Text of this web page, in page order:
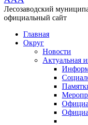
Лесозаводский
официальный сайт
Главная
Округ
Новости
Актуальная